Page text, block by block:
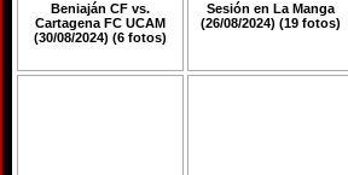
Beniaján CF vs.
Cartagena FC UCAM
(30/08/2024) (6 fotos)
Sesión en La Manga
(26/08/2024) (19 fotos)